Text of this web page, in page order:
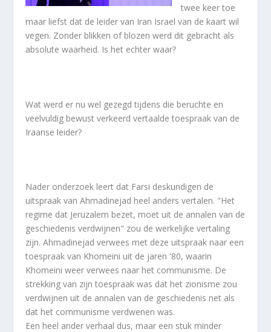
twee keer toe
maar liefst dat de leider van Iran Israel van de kaart wil
vegen. Zonder blikken of blozen werd dit gebracht als
absolute waarheid. Is het echter waar?
Wat werd er nu wel gezegd tijdens die beruchte en
veelvuldig bewust verkeerd vertaalde toespraak van de
Iraanse leider?
Nader onderzoek leert dat Farsi deskundigen de
uitspraak van Ahmadinejad heel anders vertalen. "Het
regime dat Jeruzalem bezet, moet uit de annalen van de
geschiedenis verdwijnen" zou de werkelijke vertaling
zijn. Ahmadinejad verwees met deze uitspraak naar een
toespraak van Khomeini uit de jaren '80, waarin
Khomeini weer verwees naar het communisme. De
strekking van zijn toespraak was dat het zionisme zou
verdwijnen uit de annalen van de geschiedenis net als
dat het communisme verdwenen was.
Een heel ander verhaal dus, maar een stuk minder